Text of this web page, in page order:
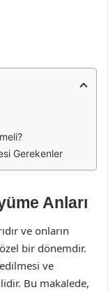
Gerekenler
Anları
ve onların
bir dönemdir.
ve
Bu makalede,